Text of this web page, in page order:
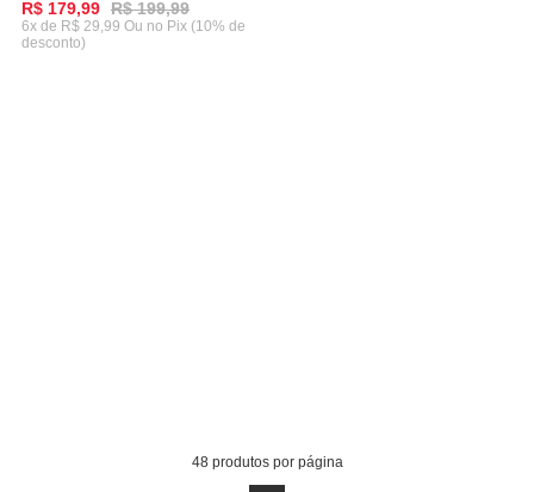
R$ 179,99 R$ 199,99
6x de R$ 29,99 Ou no Pix (10% de
desconto)
48produtos por página